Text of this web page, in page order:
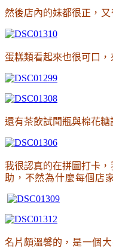
然後店內的妹都很正 ， 又
蛋糕類看起來也很可口
還有茶飲試聞瓶與棉花糖
我很認真的在拼圖打卡
助 ，不然為什麼每個店
名片頗溫馨的 ，是一個